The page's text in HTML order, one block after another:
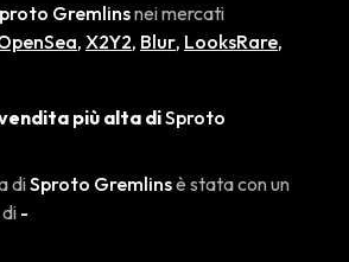
Gremlinsnei mercati
, X2Y2, Blur, LooksRare,
più alta diSproto
diSproto Gremlinsè stata con un
-